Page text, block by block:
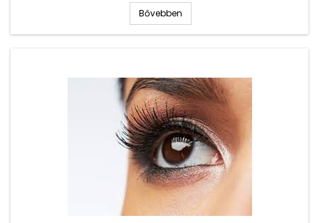
Bővebben